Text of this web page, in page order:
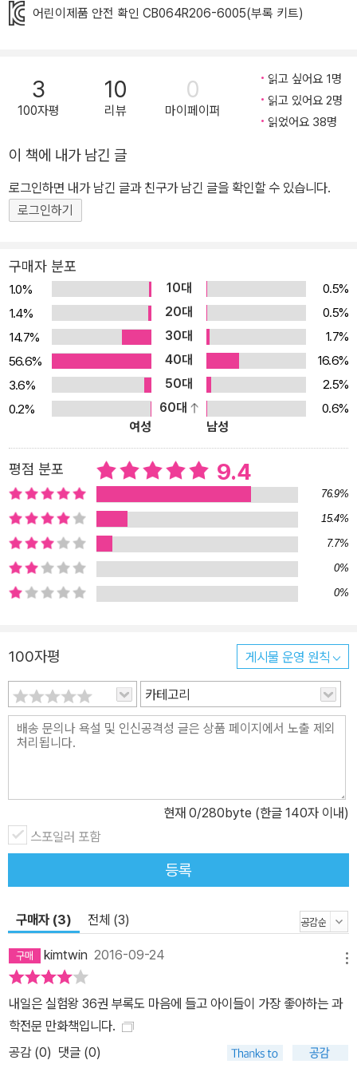
교육 기관의 세밀한 감수를 바탕으로,초등학교 5학년 1학기 2. 태양
구의 자전과 공전 등과 관련된 교과서 속 핵심 원리들을 알기 쉽게 정
리하여 학습 효과를 높였습니다. 실험 키트 빛의 굴절과 렌즈의 원리
직접 실험을 하며 그 과정과 결과를 눈으로 보고 머리에 담아야 진정
원리를 활용한 ‘갈릴레이 천체 망원경’ 실험 키트를 준비했습니다. 볼
록 렌즈와 오목 렌즈로 갈릴레이식 망원경으로 만들어 망원경의 원리
이 굴절과 렌즈의 성질 등을 배울 수 있지요. 재미있게 실험하며 눈과
손으로 익힌 과학 원리는 정확하게 기억할 수 있을 것입니다.
어린이제품 안전 확인 CB064R206-6005(부록 키트)
3
100자평
10
리뷰
0
마이페이퍼
읽고 싶어요 1명
읽고 있어요 2명
읽었어요 38명
이 책에 내가 남긴 글
로그인하면 내가 남긴 글과 친구가 남긴 글을 확인할 수 있습니다.
로그인하기
구매자 분포
1.0% 10대
0.5%
1.4%
20대
0.5%
14.7%
30대
1.7%
56.6%
40대
16.6%
3.6%
50대
2.5%
0.2%
60대
0.6%
여성
남성
평점 분포 9.4
76.9%
15.4%
7.7%
0%
0%
100자평 게시물 운영 원칙
카테고리
현재 0/280byte (한글 140자 이내)
스포일러 포함
등록
구매자 (3) 전체 (3)
kimtwin 2016-09-24
내일은 실험왕 36권 부록도 마음에 들고 아이들이 가장 좋아하는 과
학전문 만화책입니다.
공감 (0) 댓글 (0)